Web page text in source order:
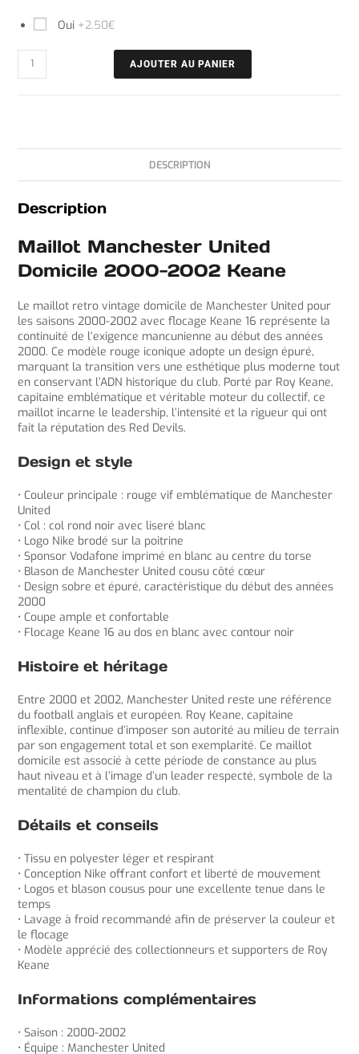
Oui +2.50€
AJOUTER AU PANIER
DESCRIPTION
Description
Maillot Manchester United
Domicile 2000-2002 Keane
Le maillot retro vintage domicile de Manchester United pour
les saisons 2000-2002 avec flocage Keane 16 représente la
continuité de l’exigence mancunienne au début des années
2000. Ce modèle rouge iconique adopte un design épuré,
marquant la transition vers une esthétique plus moderne tout
en conservant l’ADN historique du club. Porté par Roy Keane,
capitaine emblématique et véritable moteur du collectif, ce
maillot incarne le leadership, l’intensité et la rigueur qui ont
fait la réputation des Red Devils.
Design et style
• Couleur principale : rouge vif emblématique de Manchester
United
• Col : col rond noir avec liseré blanc
• Logo Nike brodé sur la poitrine
• Sponsor Vodafone imprimé en blanc au centre du torse
• Blason de Manchester United cousu côté cœur
• Design sobre et épuré, caractéristique du début des années
2000
• Coupe ample et confortable
• Flocage Keane 16 au dos en blanc avec contour noir
Histoire et héritage
Entre 2000 et 2002, Manchester United reste une référence
du football anglais et européen. Roy Keane, capitaine
inflexible, continue d’imposer son autorité au milieu de terrain
par son engagement total et son exemplarité. Ce maillot
domicile est associé à cette période de constance au plus
haut niveau et à l’image d’un leader respecté, symbole de la
mentalité de champion du club.
Détails et conseils
• Tissu en polyester léger et respirant
• Conception Nike offrant confort et liberté de mouvement
• Logos et blason cousus pour une excellente tenue dans le
temps
• Lavage à froid recommandé afin de préserver la couleur et
le flocage
• Modèle apprécié des collectionneurs et supporters de Roy
Keane
Informations complémentaires
• Saison : 2000-2002
• Équipe : Manchester United